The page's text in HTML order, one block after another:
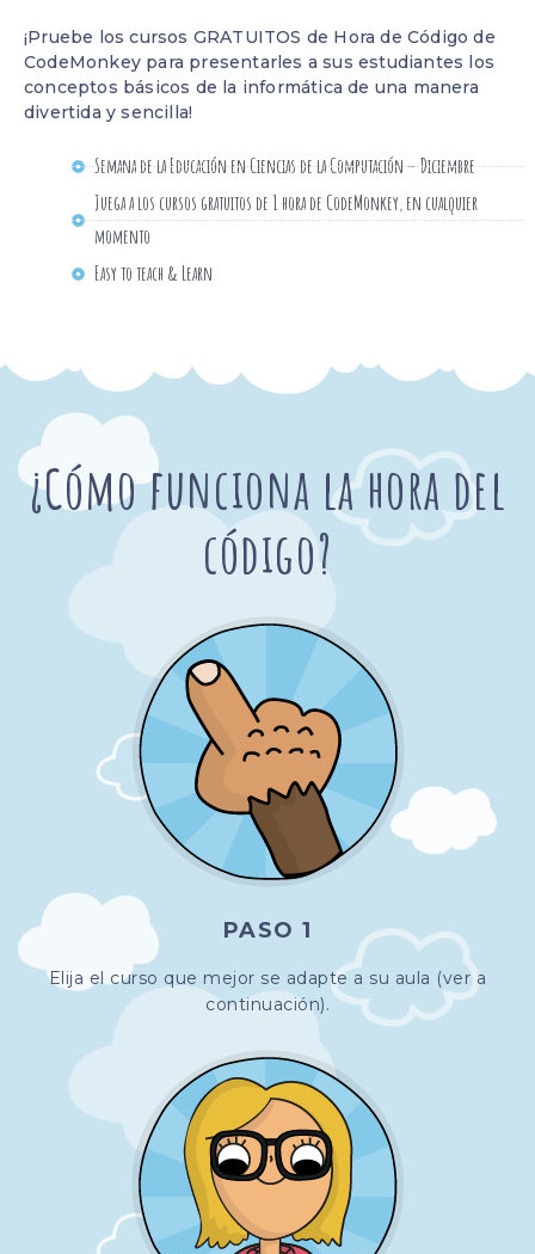
¡Pruebe los cursos GRATUITOS de Hora de Código de
CodeMonkey para presentarles a sus estudiantes los
conceptos básicos de la informática de una manera
divertida y sencilla!
Semana de la Educación en Ciencias de la Computación – Diciembre
Juega a los cursos gratuitos de 1 hora de CodeMonkey, en cualquier
momento
Easy to teach & Learn​
¿Cómo funciona la hora del
código?
PASO 1
Elija el curso que mejor se adapte a su aula (ver a
continuación).